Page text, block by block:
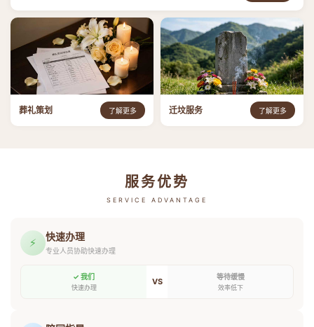
葬礼策划 了解更多 迁坟服务 了解更多
服务优势
SERVICE ADVANTAGE
⚡ 快速办理
专业人员协助快速办理
✓ 我们
快速办理
VS 等待缓慢
效率低下